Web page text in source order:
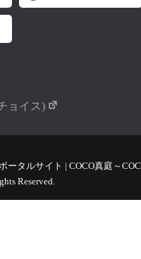
ョイス)
タルサイト | COCO真庭～
Reserved.